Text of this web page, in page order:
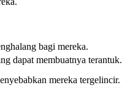
bagi mereka.
dapat membuatnya terantuk.
mereka tergelincir.